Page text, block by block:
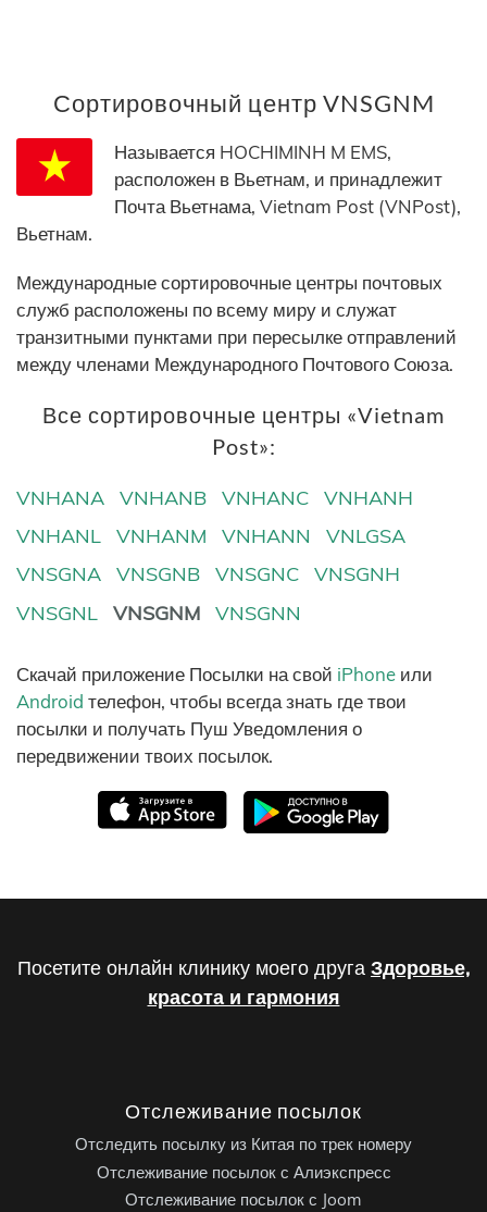
Сортировочный центр VNSGNM
Называется HOCHIMINH M EMS,
расположен в Вьетнам, и принадлежит
Почта Вьетнама, Vietnam Post (VNPost),
Вьетнам.
Международные сортировочные центры почтовых
служб расположены по всему миру и служат
транзитными пунктами при пересылке отправлений
между членами Международного Почтового Союза.
Все сортировочные центры «Vietnam
Post»:
VNHANA VNHANB VNHANC
VNHANH
VNHANL
VNHANM VNHANN
VNLGSA
VNSGNA
VNSGNB VNSGNC
VNSGNH
VNSGNL
VNSGNM VNSGNN
Скачай приложение Посылки на свой iPhone или
Android телефон, чтобы всегда знать где твои
посылки и получать Пуш Уведомления о
передвижении твоих посылок.
Посетите онлайн клинику моего друга Здоровье,
красота и гармония
Отслеживание посылок
Отследить посылку из Китая по трек номеру
Отслеживание посылок с Алиэкспресс
Отслеживание посылок с Joom